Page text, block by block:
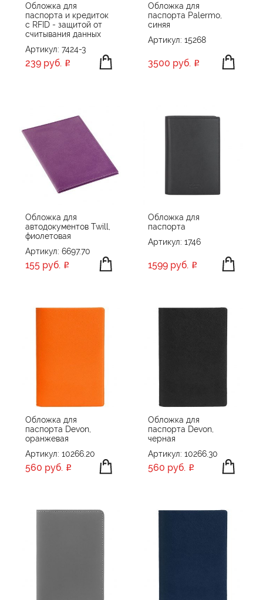
Обложка для
паспорта и кредиток
с RFID - защитой от
считывания данных
Артикул: 7424-3
239 руб.
Обложка для
паспорта Palermo,
синяя
Артикул: 15268
3500 руб.
Обложка для
автодокументов Twill,
фиолетовая
Артикул: 6697.70
155 руб.
Обложка для
паспорта
Артикул: 1746
1599 руб.
Обложка для
паспорта Devon,
оранжевая
Артикул: 10266.20
560 руб.
Обложка для
паспорта Devon,
черная
Артикул: 10266.30
560 руб.